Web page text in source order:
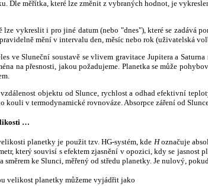
Dle měřítka, které lze změnit z vybraných hodnot, je
lze vykreslit i pro jiné datum (nebo "dnes"), které se zadává
mění v intervalu den, měsíc nebo rok (uživatelská
ve Sluneční soustavě se vlivem gravitace Jupitera a
na přesnosti, jakou požadujeme. Planetka se může
objektu od Slunce, rychlost a odhad efektivní
kouli v termodynamické rovnováze. Absorpce záření od
…
planetky je použit tzv. HG-systém, kde Hoznačuje
který souvisí s efektem zjasnění v opozici, kdy se jasnost
směrem ke Slunci, měřený od středu planetky. Je nulový,
velikost planetky můžeme vyjádřit jako